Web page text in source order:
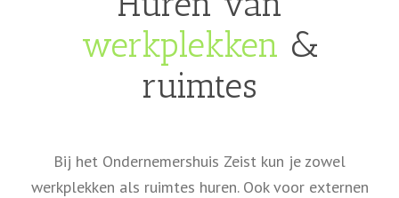
werkplekken &
ruimtes
Bij het Ondernemershuis Zeist kun je zowel
werkplekken als ruimtes huren. Ook voor externen